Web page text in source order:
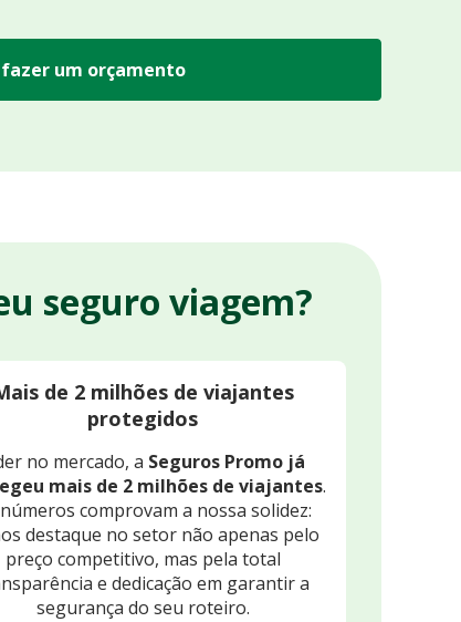
um orçamento
seguro viagem?
de 2 milhões de viajantes
protegidos
no mercado, a Seguros Promo já
mais de 2 milhões de viajantes.
comprovam a nossa solidez:
destaque no setor não apenas pelo
preço competitivo, mas pela total
e dedicação em garantir a
segurança do seu roteiro.